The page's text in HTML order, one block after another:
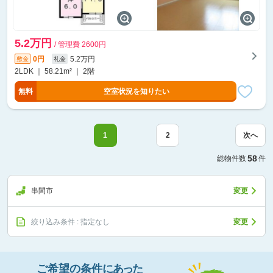
5.2万円 / 管理費 2600円
敷金 0円 礼金
5.2万円
2LDK ｜ 58.21m² ｜ 2階
無料 空室状況を知りたい
1 2 次へ
総物件数58件
串間市 変更
絞り込み条件 : 指定なし 変更
ご希望の条件にあった